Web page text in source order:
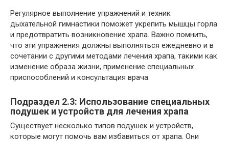
Регулярное выполнение упражнений и техник
дыхательной гимнастики поможет укрепить мышцы горла
и предотвратить возникновение храпа. Важно помнить,
что эти упражнения должны выполняться ежедневно и в
сочетании с другими методами лечения храпа, такими как
изменение образа жизни, применение специальных
приспособлений и консультация врача.
Подраздел 2.3: Использование специальных
подушек и устройств для лечения храпа
Существует несколько типов подушек и устройств,
которые могут помочь вам избавиться от храпа. Они